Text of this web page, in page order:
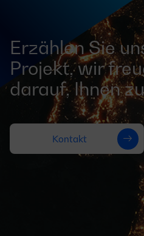
Erzählen Sie
Projekt, wir
darauf, Ihnen
Kontakt